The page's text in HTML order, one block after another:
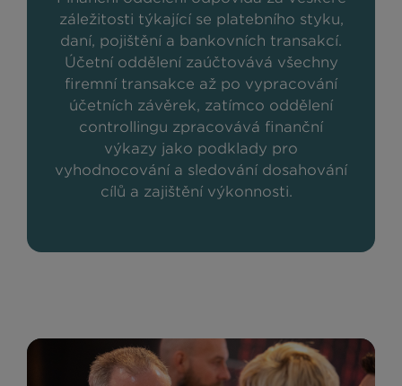
záležitosti týkající se platebního styku,
daní, pojištění a bankovních transakcí.
Účetní oddělení zaúčtovává všechny
firemní transakce až po vypracování
účetních závěrek, zatímco oddělení
controllingu zpracovává finanční
výkazy jako podklady pro
vyhodnocování a sledování dosahování
cílů a zajištění výkonnosti.